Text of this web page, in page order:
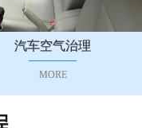
汽车空气治理
MORE